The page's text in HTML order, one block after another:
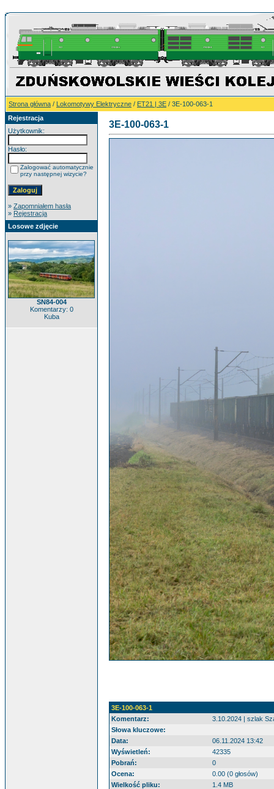
Strona główna / Lokomotywy Elektryczne / ET21 | 3E / 3E-100-063-1
Rejestracja
Użytkownik:
Hasło:
Zalogować automatycznie
przy następnej wizycie?
» Zapomniałem hasła
» Rejestracja
Losowe zdjęcie
SN84-004
Komentarzy: 0
Kuba
3E-100-063-1
3E-100-063-1
Komentarz:
3.10.2024 | szlak
Słowa kluczowe:
Data:
06.11.2024 13:42
Wyświetleń:
42335
Pobrań:
0
Ocena:
0.00 (0 głosów)
Wielkość pliku:
1.4 MB